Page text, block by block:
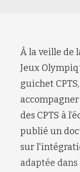
À la veille de
Jeux
guichet
des CPTS à
publié un
sur
adaptée